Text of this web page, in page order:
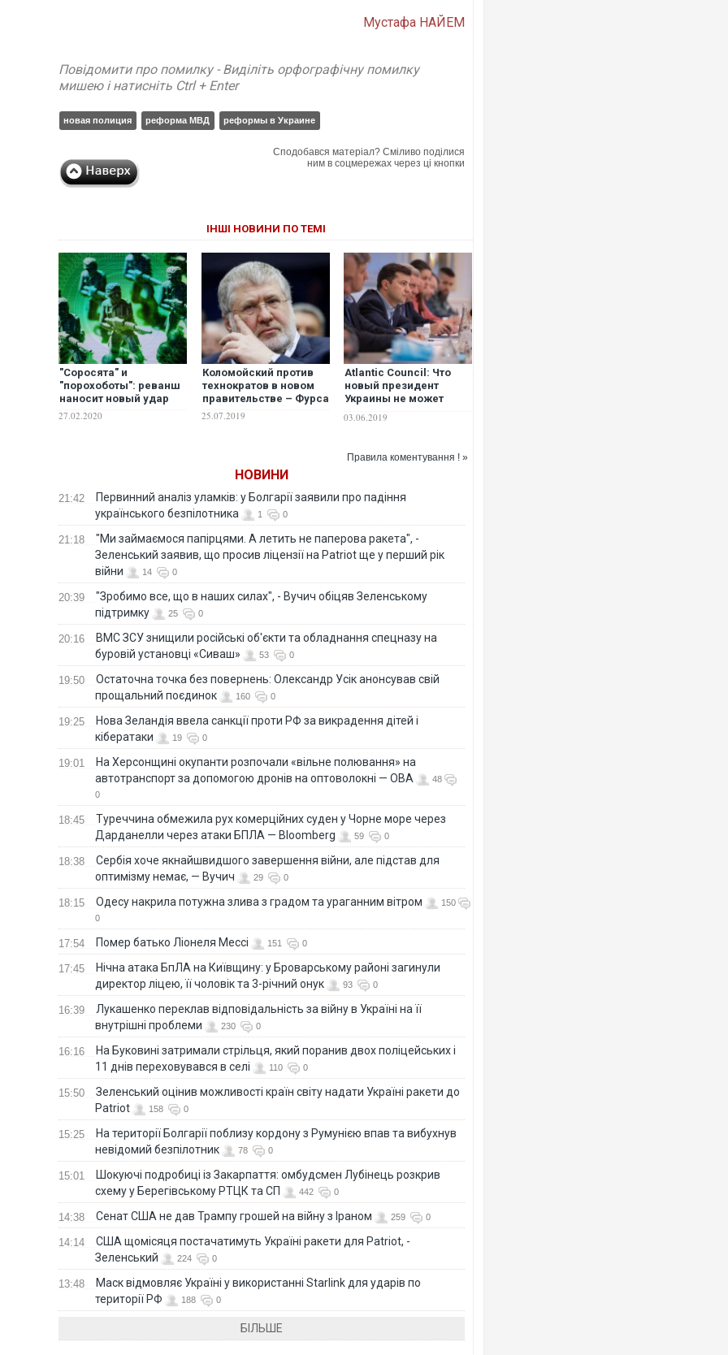
Мустафа НАЙЕМ
Повідомити про помилку - Виділіть орфографічну помилку
мишею і натисніть Ctrl + Enter
новая полиция реформа МВД реформы в Украине
Сподобався матеріал? Сміливо поділися
ним в соцмережах через ці кнопки
ІНШІ НОВИНИ ПО ТЕМІ
"Соросята" и
"порохоботы": реванш
наносит новый удар
27.02.2020
Коломойский против
технократов в новом
правительстве – Фурса
25.07.2019
Аtlantic Сouncil: Что
новый президент
Украины не может
игнорировать?
03.06.2019
Правила коментування ! »
НОВИНИ
21:42
Первинний аналіз уламків: у Болгарії заявили про падіння
українського безпілотника
1 0
21:18
"Ми займаємося папірцями. А летить не паперова ракета", -
Зеленський заявив, що просив ліцензії на Patriot ще у перший рік
війни
14 0
20:39
"Зробимо все, що в наших силах", - Вучич обіцяв Зеленському
підтримку
25 0
20:16
ВМС ЗСУ знищили російські об'єкти та обладнання спецназу на
буровій установці «Сиваш»
53 0
19:50
Остаточна точка без повернень: Олександр Усік анонсував свій
прощальний поєдинок
160 0
19:25
Нова Зеландія ввела санкції проти РФ за викрадення дітей і
кібератаки
19 0
19:01
На Херсонщині окупанти розпочали «вільне полювання» на
автотранспорт за допомогою дронів на оптоволокні — ОВА
48
0
18:45
Туреччина обмежила рух комерційних суден у Чорне море через
Дарданелли через атаки БПЛА — Bloomberg
59 0
18:38
Сербія хоче якнайшвидшого завершення війни, але підстав для
оптимізму немає, — Вучич
29 0
18:15 Одесу накрила потужна злива з градом та ураганним вітром
150
0
17:54 Помер батько Ліонеля Мессі 151 0
17:45
Нічна атака БпЛА на Київщину: у Броварському районі загинули
директор ліцею, її чоловік та 3-річний онук
93 0
16:39
Лукашенко переклав відповідальність за війну в Україні на її
внутрішні проблеми
230 0
16:16
На Буковині затримали стрільця, який поранив двох поліцейських і
11 днів переховувався в селі
110 0
15:50
Зеленський оцінив можливості країн світу надати Україні ракети до
Patriot
158 0
15:25
На території Болгарії поблизу кордону з Румунією впав та вибухнув
невідомий безпілотник
78 0
15:01
Шокуючі подробиці із Закарпаття: омбудсмен Лубінець розкрив
схему у Берегівському РТЦК та СП
442 0
14:38 Сенат США не дав Трампу грошей на війну з Іраном 259 0
14:14
США щомісяця постачатимуть Україні ракети для Patriot, -
Зеленський
224 0
13:48
Маск відмовляє Україні у використанні Starlink для ударів по
території РФ
188 0
БІЛЬШЕ